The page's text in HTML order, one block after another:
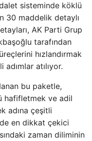
sisteminde köklü
30 maddelik detaylı
AK Parti Grup
tarafından
hızlandırmak
atılıyor.
bu paketle,
hafifletmek ve adil
adına çeşitli
en dikkat çekici
zaman diliminin